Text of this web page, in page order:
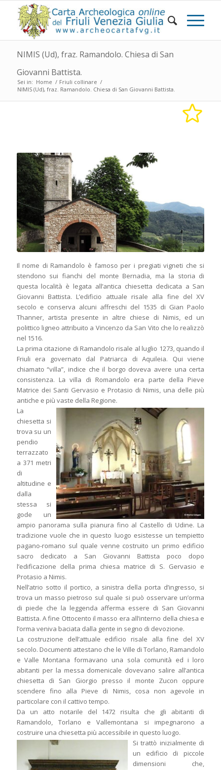
NIMIS (Ud), fraz. Ramandolo. Chiesa di San
Giovanni Battista.
Sei in: Home / Friuli collinare /
NIMIS (Ud), fraz. Ramandolo. Chiesa di San Giovanni Battista.
Il nome di Ramandolo è famoso per i pregiati vigneti che si
stendono sui fianchi del monte Bernadia, ma la storia di
questa località è legata all’antica chiesetta dedicata a San
Giovanni Battista. L’edificio attuale risale alla fine del XV
secolo e conserva alcuni affreschi del 1535 di Gian Paolo
Thanner, artista presente in altre chiese di Nimis, ed un
polittico ligneo attribuito a Vincenzo da San Vito che lo realizzò
nel 1516.
La prima citazione di Ramandolo risale al luglio 1273, quando il
Friuli era governato dal Patriarca di Aquileia. Qui viene
chiamato “villa”, indice che il borgo doveva avere una certa
consistenza. La villa di Romandolo era parte della Pieve
Matrice dei Santi Gervasio e Protasio di Nimis, una delle più
antiche e più vaste della Regione.
La
chiesetta si
trova su un
pendio
terrazzato
a 371 metri
di
altitudine e
dalla
stessa si
gode un
ampio panorama sulla pianura fino al Castello di Udine. La
tradizione vuole che in questo luogo esistesse un tempietto
pagano-romano sul quale venne costruito un primo edificio
sacro dedicato a San Giovanni Battista poco dopo
l’edificazione della prima chiesa matrice di S. Gervasio e
Protasio a Nimis.
Nell’atrio sotto il portico, a sinistra della porta d’ingresso, si
trova un masso pietroso sul quale si può osservare un’orma
di piede che la leggenda afferma essere di San Giovanni
Battista. A fine Ottocento il masso era all’interno della chiesa e
l’orma veniva baciata dalla gente in segno di devozione.
La costruzione dell’attuale edificio risale alla fine del XV
secolo. Documenti attestano che le Ville di Torlano, Ramandolo
e Valle Montana formavano una sola comunità ed i loro
abitanti per la messa domenicale dovevano salire all’antica
chiesetta di San Giorgio presso il monte Zucon oppure
scendere fino alla Pieve di Nimis, cosa non agevole in
particolare con il cattivo tempo.
Da un atto notarile del 1472 risulta che gli abitanti di
Ramandolo, Torlano e Vallemontana si impegnarono a
costruire una chiesetta più accessibile in questo luogo.
Si trattò inizialmente di
un edificio di piccole
dimensioni che,